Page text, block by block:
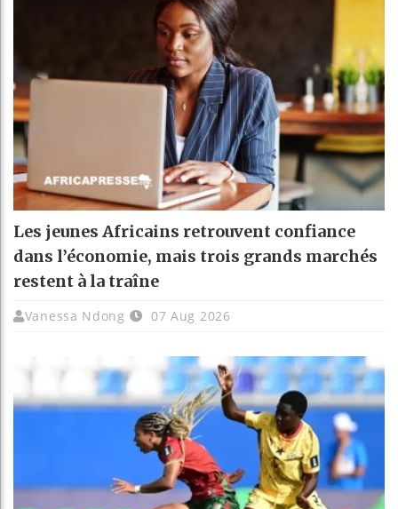
Les jeunes Africains retrouvent confiance
dans l’économie, mais trois grands marchés
restent à la traîne
Vanessa Ndong 07 Aug 2026